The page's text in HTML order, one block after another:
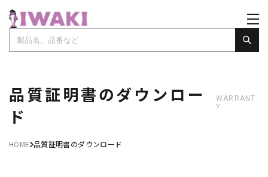
品質証明書のダウンロー
ド
WARRANT
Y
HOME 品質証明書のダウンロード